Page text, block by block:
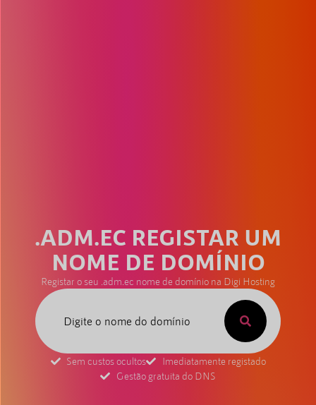
.ADM.EC REGISTAR UM
NOME DE DOMÍNIO
Registar o seu .adm.ec nome de domínio na Digi Hosting
Sem custos ocultos
Imediatamente registado
Gestão gratuita do DNS